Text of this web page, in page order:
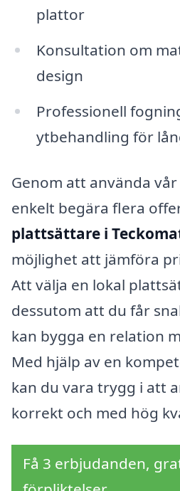
plattor
Konsultation om
design
Professionell
ytbehandling för
Genom att använda
enkelt begära flera
plattsättare i
möjlighet att jämföra
Att välja en lokal
dessutom att du får
kan bygga en relation
Med hjälp av en
kan du vara trygg i att
korrekt och med hög
Få 3 erbjudanden,